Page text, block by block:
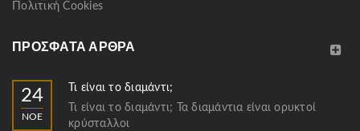
Πολιτική Cookies
ΠΡΌΣΦΑΤΑ ΆΡΘΡΑ
24
ΝΟΈ
Τι είναι το διαμάντι;
Τι είναι το διαμάντι; Τα διαμάντια είναι ορυκτοί
κρύσταλλοι